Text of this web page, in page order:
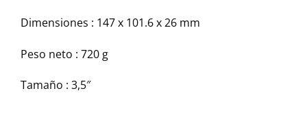
Dimensiones : 147 x 101.6 x 26 mm
Peso neto : 720 g
Tamaño : 3,5″